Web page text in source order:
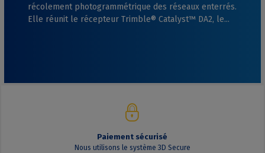
récolement photogrammétrique des réseaux enterrés.
Elle réunit le récepteur Trimble® Catalyst™ DA2, le...
Paiement sécurisé
Nous utilisons le système 3D Secure